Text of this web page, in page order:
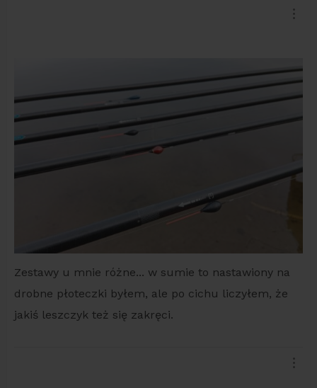
Zestawy u mnie różne... w sumie to nastawiony na
drobne płoteczki byłem, ale po cichu liczyłem, że
jakiś leszczyk też się zakręci.